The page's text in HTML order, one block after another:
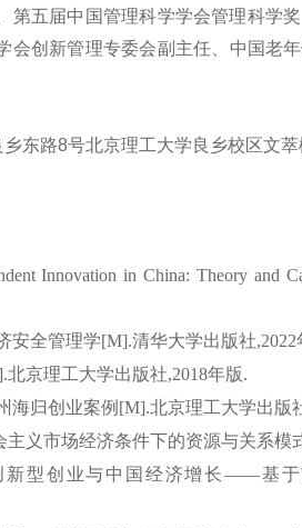
第五届中国管理科学学会管理科学
会创 新管理专委会副主任、中国老
东路8号北京理工大学良乡校区文萃
Innovation in China: Theory and
安全管理学[M].清华大学出版社,2022
北京理工大学出版社,2018年版.
海归创业案例 [M].北京理工大学出版
主义市场经济条件下的资源与关系模
新型创业与中国经济增长——基